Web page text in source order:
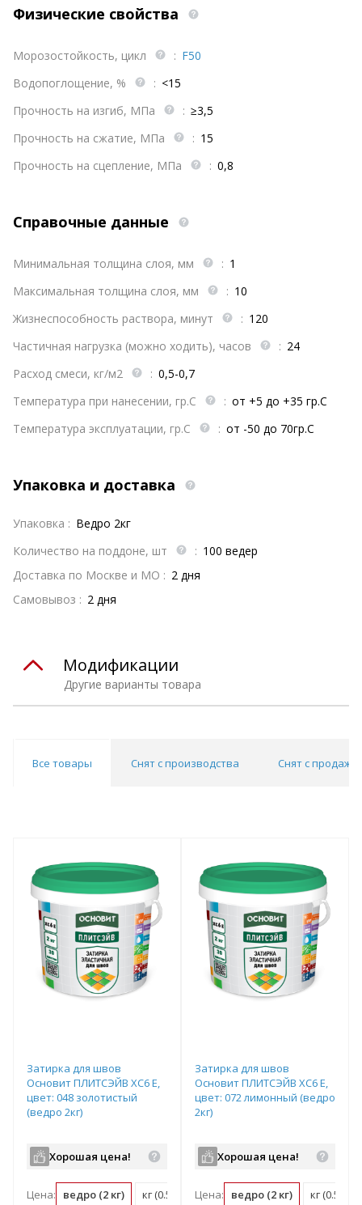
Физические свойства
Морозостойкость, цикл : F50
Водопоглощение, %
: <15
Прочность на изгиб, МПа
: ≥3,5
Прочность на сжатие, МПа
: 15
Прочность на сцепление, МПа
: 0,8
Справочные данные
Минимальная толщина слоя, мм : 1
Максимальная толщина слоя, мм
: 10
Жизнеспособность раствора, минут
: 120
Частичная нагрузка (можно ходить), часов
: 24
Расход смеси, кг/м2
: 0,5-0,7
Температура при нанесении, гр.С
: от +5 до +35 гр.С
Температура эксплуатации, гр.С
: от -50 до 70гр.С
Упаковка и доставка
Упаковка : Ведро 2кг
Количество на поддоне, шт
: 100 ведер
Доставка по Москве и МО : 2 дня
Самовывоз : 2 дня
Другие варианты товара
Модификации
Все товары Снят с производства Снят с продаж
Затирка для швов
Основит ПЛИТСЭЙВ XC6 E,
цвет: 048 золотистый
(ведро 2кг)
Хорошая цена!
Цена: ведро (2 кг) кг (0.5 ведро)
Затирка для швов
Основит ПЛИТСЭЙВ XC6 E,
цвет: 072 лимонный (ведро
2кг)
Хорошая цена!
Цена: ведро (2 кг) кг (0.5